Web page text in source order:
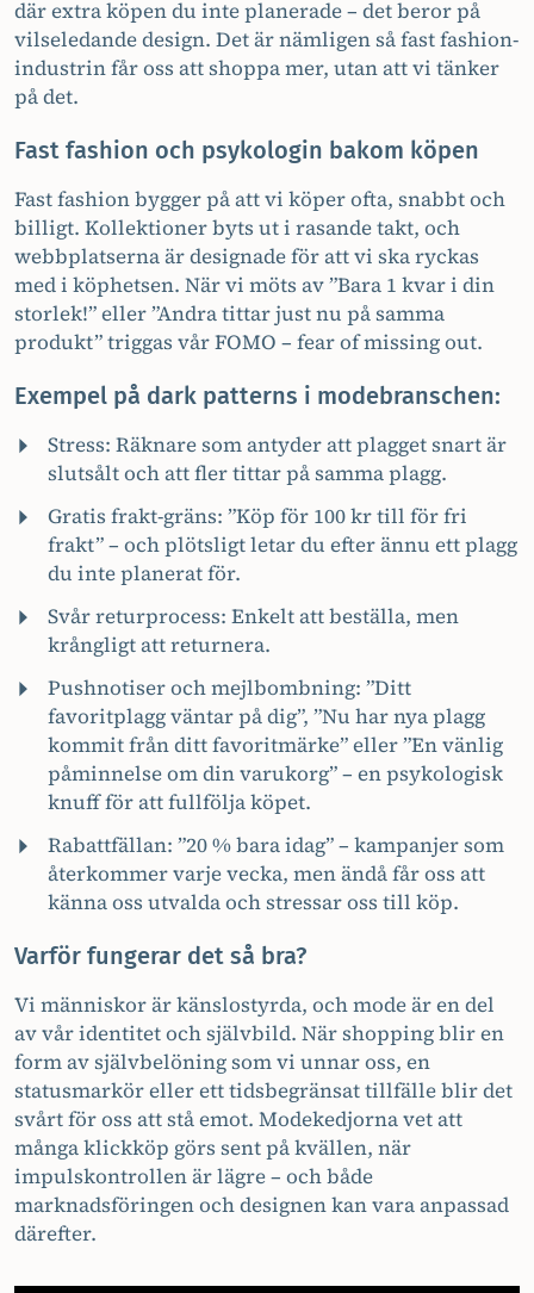
där extra köpen du inte planerade – det beror på
vilseledande design. Det är nämligen så fast fashion-
industrin får oss att shoppa mer, utan att vi tänker
på det.
Fast fashion och psykologin bakom köpen
Fast fashion bygger på att vi köper ofta, snabbt och
billigt. Kollektioner byts ut i rasande takt, och
webbplatserna är designade för att vi ska ryckas
med i köphetsen. När vi möts av ”Bara 1 kvar i din
storlek!” eller ”Andra tittar just nu på samma
produkt” triggas vår FOMO – fear of missing out.
Exempel på dark patterns i modebranschen:
Stress: Räknare som antyder att plagget snart är
slutsålt och att fler tittar på samma plagg.
Gratis frakt-gräns: ”Köp för 100 kr till för fri
frakt” – och plötsligt letar du efter ännu ett plagg
du inte planerat för.
Svår returprocess: Enkelt att beställa, men
krångligt att returnera.
Pushnotiser och mejlbombning: ”Ditt
favoritplagg väntar på dig”, ”Nu har nya plagg
kommit från ditt favoritmärke” eller ”En vänlig
påminnelse om din varukorg” – en psykologisk
knuff för att fullfölja köpet.
Rabattfällan: ”20 % bara idag” – kampanjer som
återkommer varje vecka, men ändå får oss att
känna oss utvalda och stressar oss till köp.
Varför fungerar det så bra?
Vi människor är känslostyrda, och mode är en del
av vår identitet och självbild. När shopping blir en
form av självbelöning som vi unnar oss, en
statusmarkör eller ett tidsbegränsat tillfälle blir det
svårt för oss att stå emot. Modekedjorna vet att
många klickköp görs sent på kvällen, när
impulskontrollen är lägre – och både
marknadsföringen och designen kan vara anpassad
därefter.